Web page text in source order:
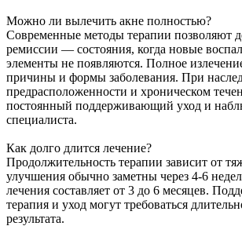
Можно ли вылечить акне полностью?
Современные методы терапии позволяют
ремиссии — состояния, когда новые
элементы не появляются. Полное
причины и формы заболевания. При
предрасположенности и хроническом
постоянный поддерживающий уход и
специалиста.
Как долго длится лечение?
Продолжительность терапии зависит от
улучшения обычно заметны через 4-6
лечения составляет от 3 до 6 месяцев.
терапия и уход могут требоваться
результата.